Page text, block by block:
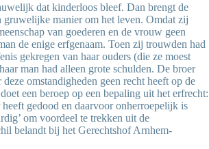
dat kinderloos bleef. Dan brengt de
manier om het leven. Omdat zij
van goederen en de vrouw geen
de enige erfgenaam. Toen zij trouwden had
gekregen van haar ouders (die ze moest
man had alleen grote schulden. De broer
omstandigheden geen recht heeft op de
een beroep op een bepaling uit het erfrecht:
gedood en daarvoor onherroepelijk is
om voordeel te trekken uit de
belandt bij het Gerechtshof Arnhem-